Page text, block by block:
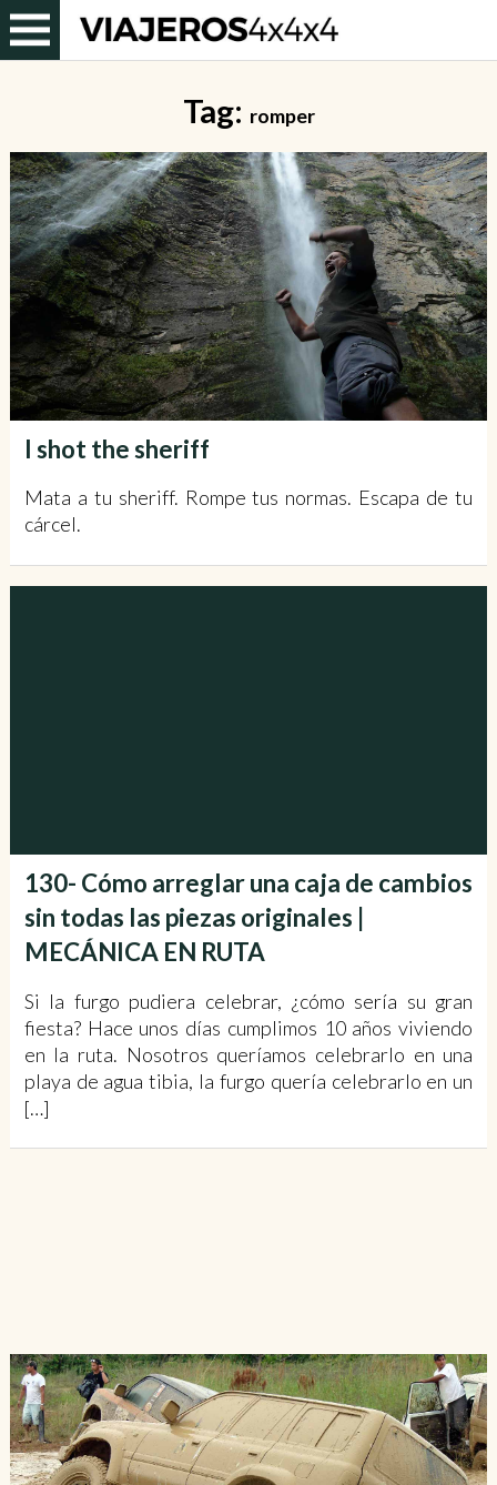
Tag: romper
I shot the sheriff
Mata a tu sheriff. Rompe tus normas. Escapa de tu
cárcel.
130- Cómo arreglar una caja de cambios
sin todas las piezas originales |
MECÁNICA EN RUTA
Si la furgo pudiera celebrar, ¿cómo sería su gran
fiesta? Hace unos días cumplimos 10 años viviendo
en la ruta. Nosotros queríamos celebrarlo en una
playa de agua tibia, la furgo quería celebrarlo en un
[…]